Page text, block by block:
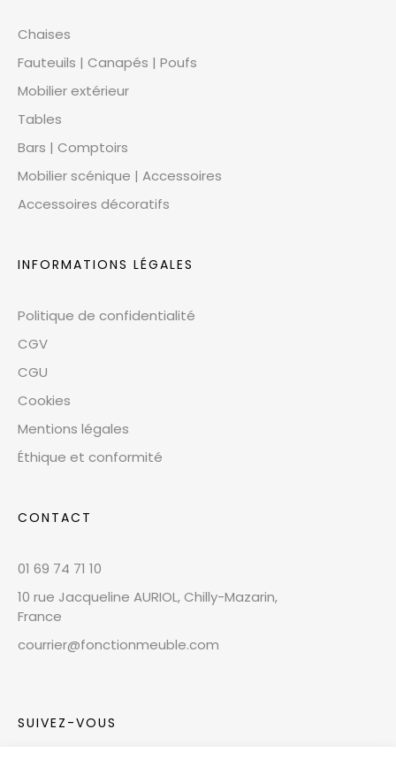
Chaises
Fauteuils | Canapés | Poufs
Mobilier extérieur
Tables
Bars | Comptoirs
Mobilier scénique | Accessoires
Accessoires décoratifs
INFORMATIONS LÉGALES
Politique de confidentialité
CGV
CGU
Cookies
Mentions légales
Éthique et conformité
CONTACT
01 69 74 71 10
10 rue Jacqueline AURIOL, Chilly-Mazarin,
France
courrier@fonctionmeuble.com
SUIVEZ-VOUS